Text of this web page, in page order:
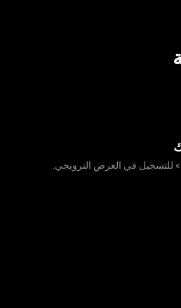
للتسجيل في العرض الترويجي.